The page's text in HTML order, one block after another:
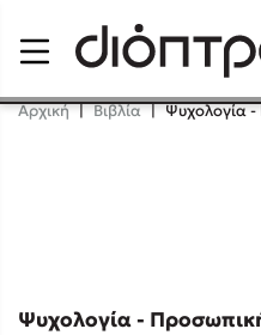
Αρχική | Βιβλία | Ψυχολογία
Ψυχολογία -